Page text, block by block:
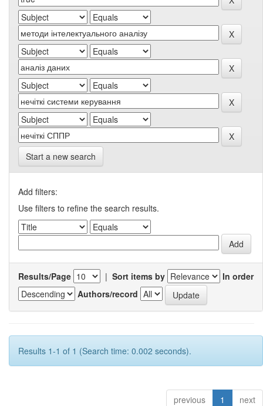
Start a new search
Add filters:
Use filters to refine the search results.
Results/Page | Sort items by
In order
Authors/record
Results 1-1 of 1 (Search time: 0.002 seconds).
previous 1 next